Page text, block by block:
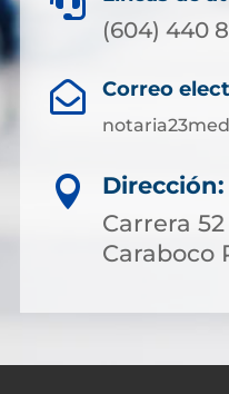
(604) 440
 Correo

Dirección:
Carrera 52
Caraboco